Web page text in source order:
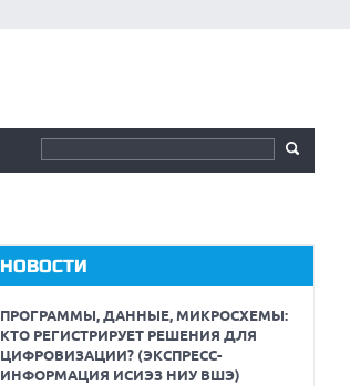
НОВОСТИ
ПРОГРАММЫ, ДАННЫЕ, МИКРОСХЕМЫ:
КТО РЕГИСТРИРУЕТ РЕШЕНИЯ ДЛЯ
ЦИФРОВИЗАЦИИ? (ЭКСПРЕСС-
ИНФОРМАЦИЯ ИСИЭЗ НИУ ВШЭ)